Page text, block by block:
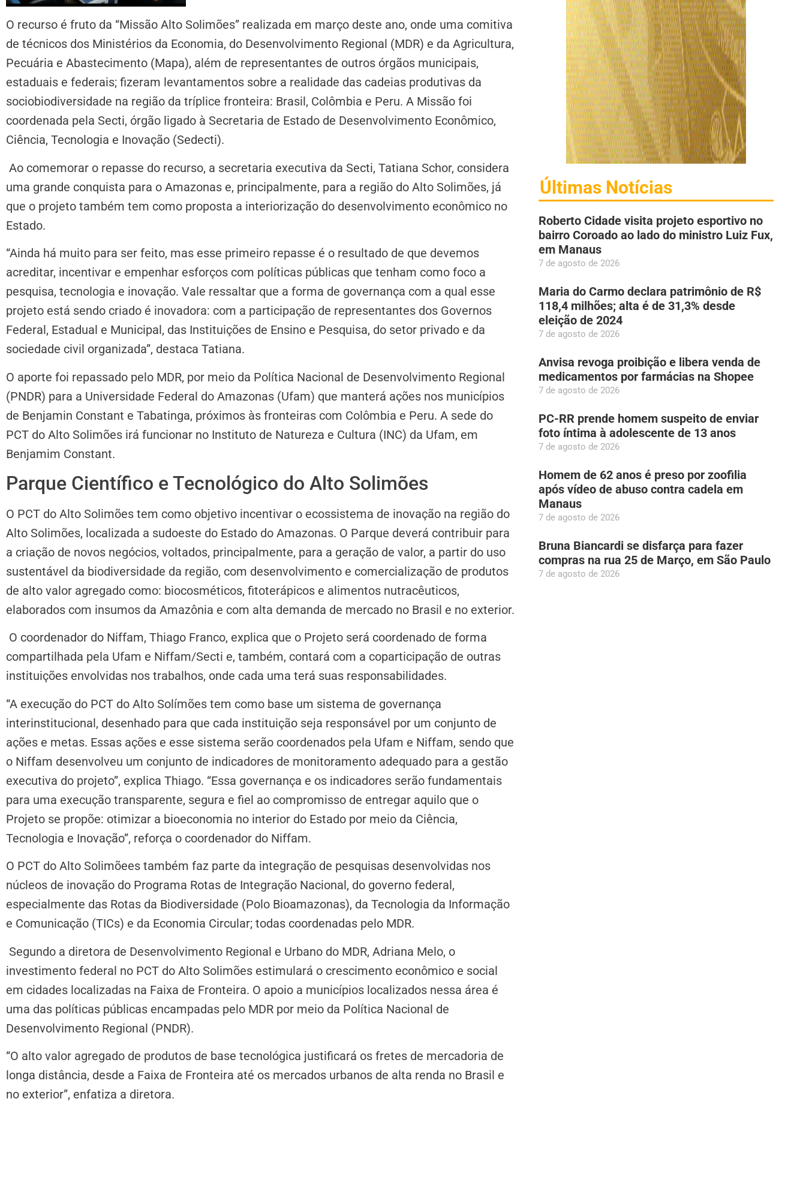
O recurso é fruto da “Missão Alto Solimões” realizada em março deste ano, onde uma comitiva
de técnicos dos Ministérios da Economia, do Desenvolvimento Regional (MDR) e da Agricultura,
Pecuária e Abastecimento (Mapa), além de representantes de outros órgãos municipais,
estaduais e federais; fizeram levantamentos sobre a realidade das cadeias produtivas da
sociobiodiversidade na região da tríplice fronteira: Brasil, Colômbia e Peru. A Missão foi
coordenada pela Secti, órgão ligado à Secretaria de Estado de Desenvolvimento Econômico,
Ciência, Tecnologia e Inovação (Sedecti).
Ao comemorar o repasse do recurso, a secretaria executiva da Secti, Tatiana Schor, considera
uma grande conquista para o Amazonas e, principalmente, para a região do Alto Solimões, já
que o projeto também tem como proposta a interiorização do desenvolvimento econômico no
Estado.
“Ainda há muito para ser feito, mas esse primeiro repasse é o resultado de que devemos
acreditar, incentivar e empenhar esforços com políticas públicas que tenham como foco a
pesquisa, tecnologia e inovação. Vale ressaltar que a forma de governança com a qual esse
projeto está sendo criado é inovadora: com a participação de representantes dos Governos
Federal, Estadual e Municipal, das Instituições de Ensino e Pesquisa, do setor privado e da
sociedade civil organizada”, destaca Tatiana.
O aporte foi repassado pelo MDR, por meio da Política Nacional de Desenvolvimento Regional
(PNDR) para a Universidade Federal do Amazonas (Ufam) que manterá ações nos municípios
de Benjamin Constant e Tabatinga, próximos às fronteiras com Colômbia e Peru. A sede do
PCT do Alto Solimões irá funcionar no Instituto de Natureza e Cultura (INC) da Ufam, em
Benjamim Constant.
Parque Científico e Tecnológico do Alto Solimões
O PCT do Alto Solimões tem como objetivo incentivar o ecossistema de inovação na região do
Alto Solimões, localizada a sudoeste do Estado do Amazonas. O Parque deverá contribuir para
a criação de novos negócios, voltados, principalmente, para a geração de valor, a partir do uso
sustentável da biodiversidade da região, com desenvolvimento e comercialização de produtos
de alto valor agregado como: biocosméticos, fitoterápicos e alimentos nutracêuticos,
elaborados com insumos da Amazônia e com alta demanda de mercado no Brasil e no exterior.
O coordenador do Niffam, Thiago Franco, explica que o Projeto será coordenado de forma
compartilhada pela Ufam e Niffam/Secti e, também, contará com a coparticipação de outras
instituições envolvidas nos trabalhos, onde cada uma terá suas responsabilidades.
“A execução do PCT do Alto Solímões tem como base um sistema de governança
interinstitucional, desenhado para que cada instituição seja responsável por um conjunto de
ações e metas. Essas ações e esse sistema serão coordenados pela Ufam e Niffam, sendo que
o Niffam desenvolveu um conjunto de indicadores de monitoramento adequado para a gestão
executiva do projeto”, explica Thiago. “Essa governança e os indicadores serão fundamentais
para uma execução transparente, segura e fiel ao compromisso de entregar aquilo que o
Projeto se propõe: otimizar a bioeconomia no interior do Estado por meio da Ciência,
Tecnologia e Inovação”, reforça o coordenador do Niffam.
O PCT do Alto Solimõees também faz parte da integração de pesquisas desenvolvidas nos
núcleos de inovação do Programa Rotas de Integração Nacional, do governo federal,
especialmente das Rotas da Biodiversidade (Polo Bioamazonas), da Tecnologia da Informação
e Comunicação (TICs) e da Economia Circular; todas coordenadas pelo MDR.
Segundo a diretora de Desenvolvimento Regional e Urbano do MDR, Adriana Melo, o
investimento federal no PCT do Alto Solimões estimulará o crescimento econômico e social
em cidades localizadas na Faixa de Fronteira. O apoio a municípios localizados nessa área é
uma das políticas públicas encampadas pelo MDR por meio da Política Nacional de
Desenvolvimento Regional (PNDR).
“O alto valor agregado de produtos de base tecnológica justificará os fretes de mercadoria de
longa distância, desde a Faixa de Fronteira até os mercados urbanos de alta renda no Brasil e
no exterior”, enfatiza a diretora.
Últimas Notícias
Roberto Cidade visita projeto esportivo no
bairro Coroado ao lado do ministro Luiz Fux,
em Manaus
7 de agosto de 2026
Maria do Carmo declara patrimônio de R$
118,4 milhões; alta é de 31,3% desde
eleição de 2024
7 de agosto de 2026
Anvisa revoga proibição e libera venda de
medicamentos por farmácias na Shopee
7 de agosto de 2026
PC-RR prende homem suspeito de enviar
foto íntima à adolescente de 13 anos
7 de agosto de 2026
Homem de 62 anos é preso por zoofilia
após vídeo de abuso contra cadela em
Manaus
7 de agosto de 2026
Bruna Biancardi se disfarça para fazer
compras na rua 25 de Março, em São Paulo
7 de agosto de 2026